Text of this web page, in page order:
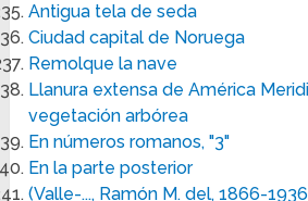
Antigua tela de seda
Ciudad capital de Noruega
Remolque la nave
Llanura extensa de América
vegetación arbórea
En números romanos, "3"
En la parte posterior
(Valle-..., Ramón M. del, 1866-